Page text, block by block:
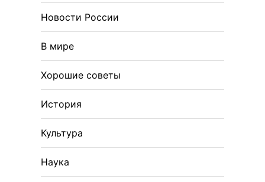
Новости России
В мире
Хорошие советы
История
Культура
Наука